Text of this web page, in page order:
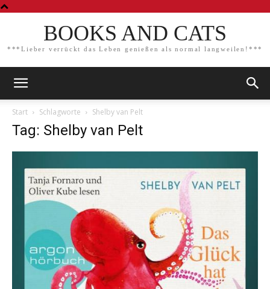
BOOKS AND CATS
***Lieber verrückt das Leben genießen als normal langweilen!***
Start Schlagworte Shelby van Pelt
Tag: Shelby van Pelt